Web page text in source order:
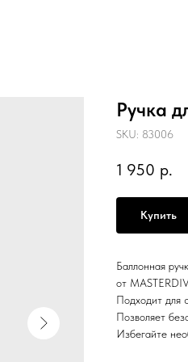
Ручка
SKU: 83006
1 950 р.
Купить
Баллонная
от
Подходит для
Позволяет
Избегайте